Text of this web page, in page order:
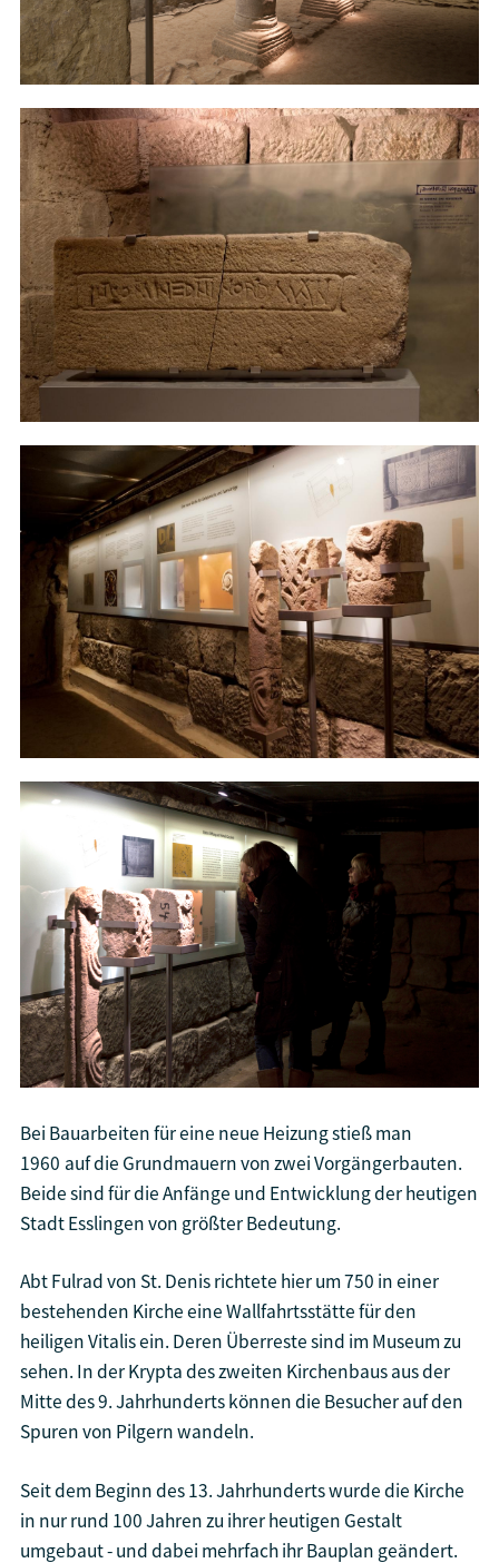
Bei Bauarbeiten für eine neue Heizung stieß man
1960 auf die Grundmauern von zwei Vorgängerbauten.
Beide sind für die Anfänge und Entwicklung der heutigen
Stadt Esslingen von größter Bedeutung.
Abt Fulrad von St. Denis richtete hier um 750 in einer
bestehenden Kirche eine Wallfahrtsstätte für den
heiligen Vitalis ein. Deren Überreste sind im Museum zu
sehen. In der Krypta des zweiten Kirchenbaus aus der
Mitte des 9. Jahrhunderts können die Besucher auf den
Spuren von Pilgern wandeln.
Seit dem Beginn des 13. Jahrhunderts wurde die Kirche
in nur rund 100 Jahren zu ihrer heutigen Gestalt
umgebaut - und dabei mehrfach ihr Bauplan geändert.